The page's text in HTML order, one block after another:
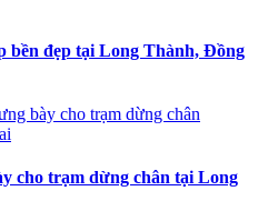
bền đẹp tại Long Thành, Đồng
cho trạm dừng chân tại Long